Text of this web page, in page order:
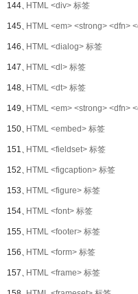
144、HTML <div> 标签
145、HTML <em> <strong> <dfn>
146、HTML <dialog> 标签
147、HTML <dl> 标签
148、HTML <dt> 标签
149、HTML <em> <strong> <dfn>
150、HTML <embed> 标签
151、HTML <fieldset> 标签
152、HTML <figcaption> 标签
153、HTML <figure> 标签
154、HTML <font> 标签
155、HTML <footer> 标签
156、HTML <form> 标签
157、HTML <frame> 标签